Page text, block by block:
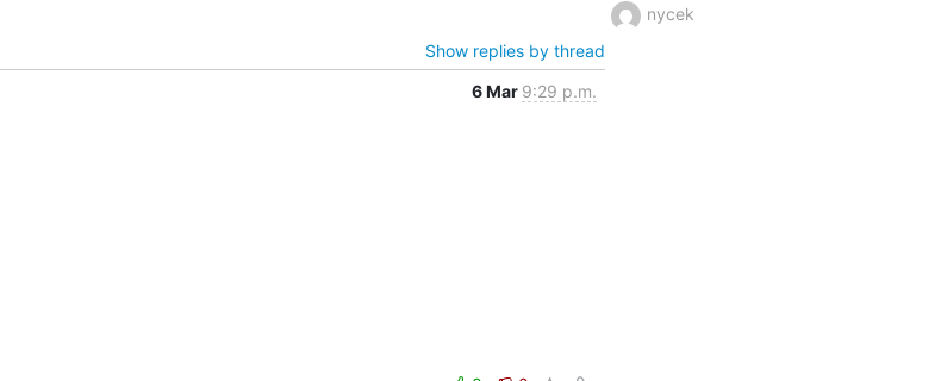
Show replies by thread
6 Mar 9:29 p.m.
nycek